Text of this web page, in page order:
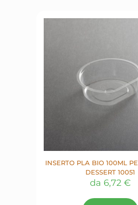
INSERTO PLA BIO 100ML
DESSERT 10051
da 6,72 €